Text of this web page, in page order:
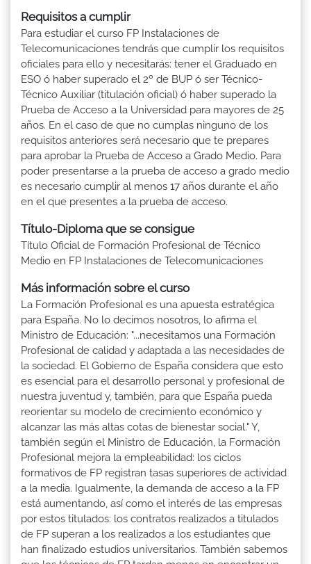
Requisitos a cumplir
Para estudiar el curso FP Instalaciones de
Telecomunicaciones tendrás que cumplir los requisitos
oficiales para ello y necesitarás: tener el Graduado en
ESO ó haber superado el 2º de BUP ó ser Técnico-
Técnico Auxiliar (titulación oficial) ó haber superado la
Prueba de Acceso a la Universidad para mayores de 25
años. En el caso de que no cumplas ninguno de los
requisitos anteriores será necesario que te prepares
para aprobar la Prueba de Acceso a Grado Medio. Para
poder presentarse a la prueba de acceso a grado medio
es necesario cumplir al menos 17 años durante el año
en el que presentes a la prueba de acceso.
Título-Diploma que se consigue
Título Oficial de Formación Profesional de Técnico
Medio en FP Instalaciones de Telecomunicaciones
Más información sobre el curso
La Formación Profesional es una apuesta estratégica
para España. No lo decimos nosotros, lo afirma el
Ministro de Educación: "...necesitamos una Formación
Profesional de calidad y adaptada a las necesidades de
la sociedad. El Gobierno de España considera que esto
es esencial para el desarrollo personal y profesional de
nuestra juventud y, también, para que España pueda
reorientar su modelo de crecimiento económico y
alcanzar las más altas cotas de bienestar social." Y,
también según el Ministro de Educación, la Formación
Profesional mejora la empleabilidad: los ciclos
formativos de FP registran tasas superiores de actividad
a la media. Igualmente, la demanda de acceso a la FP
está aumentando, así como el interés de las empresas
por estos titulados: los contratos realizados a titulados
de FP superan a los realizados a los estudiantes que
han finalizado estudios universitarios. También sabemos